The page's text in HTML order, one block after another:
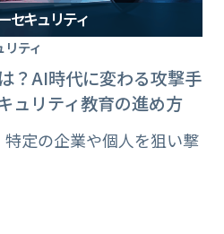
セキュリティ
ティ
？AI時代に変わる攻撃手
ュリティ教育の進め方
定の企業や個人を狙い撃